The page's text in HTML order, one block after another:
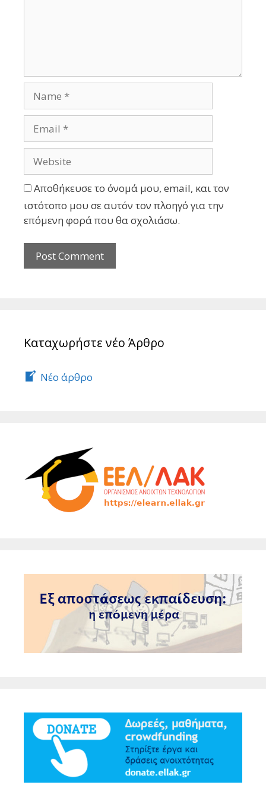
Αποθήκευσε το όνομά μου, email, και τον
ιστότοπο μου σε αυτόν τον πλοηγό για την
επόμενη φορά που θα σχολιάσω.
Καταχωρήστε νέο Άρθρο
Νέο άρθρο